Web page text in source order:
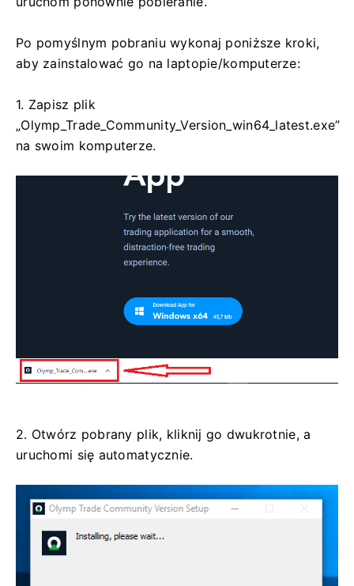
Po pomyślnym pobraniu wykonaj poniższe kroki,
aby zainstalować go na laptopie/komputerze:
1. Zapisz plik
„Olymp_Trade_Community_Version_win64_latest.exe”
na swoim komputerze.
2. Otwórz pobrany plik, kliknij go dwukrotnie, a
uruchomi się automatycznie.